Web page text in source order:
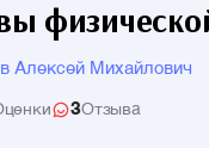
Алексей Михайлович
3Отзыва